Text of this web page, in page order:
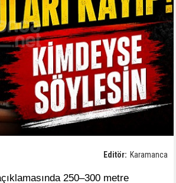
Editör: Karamanca
250–300 metre